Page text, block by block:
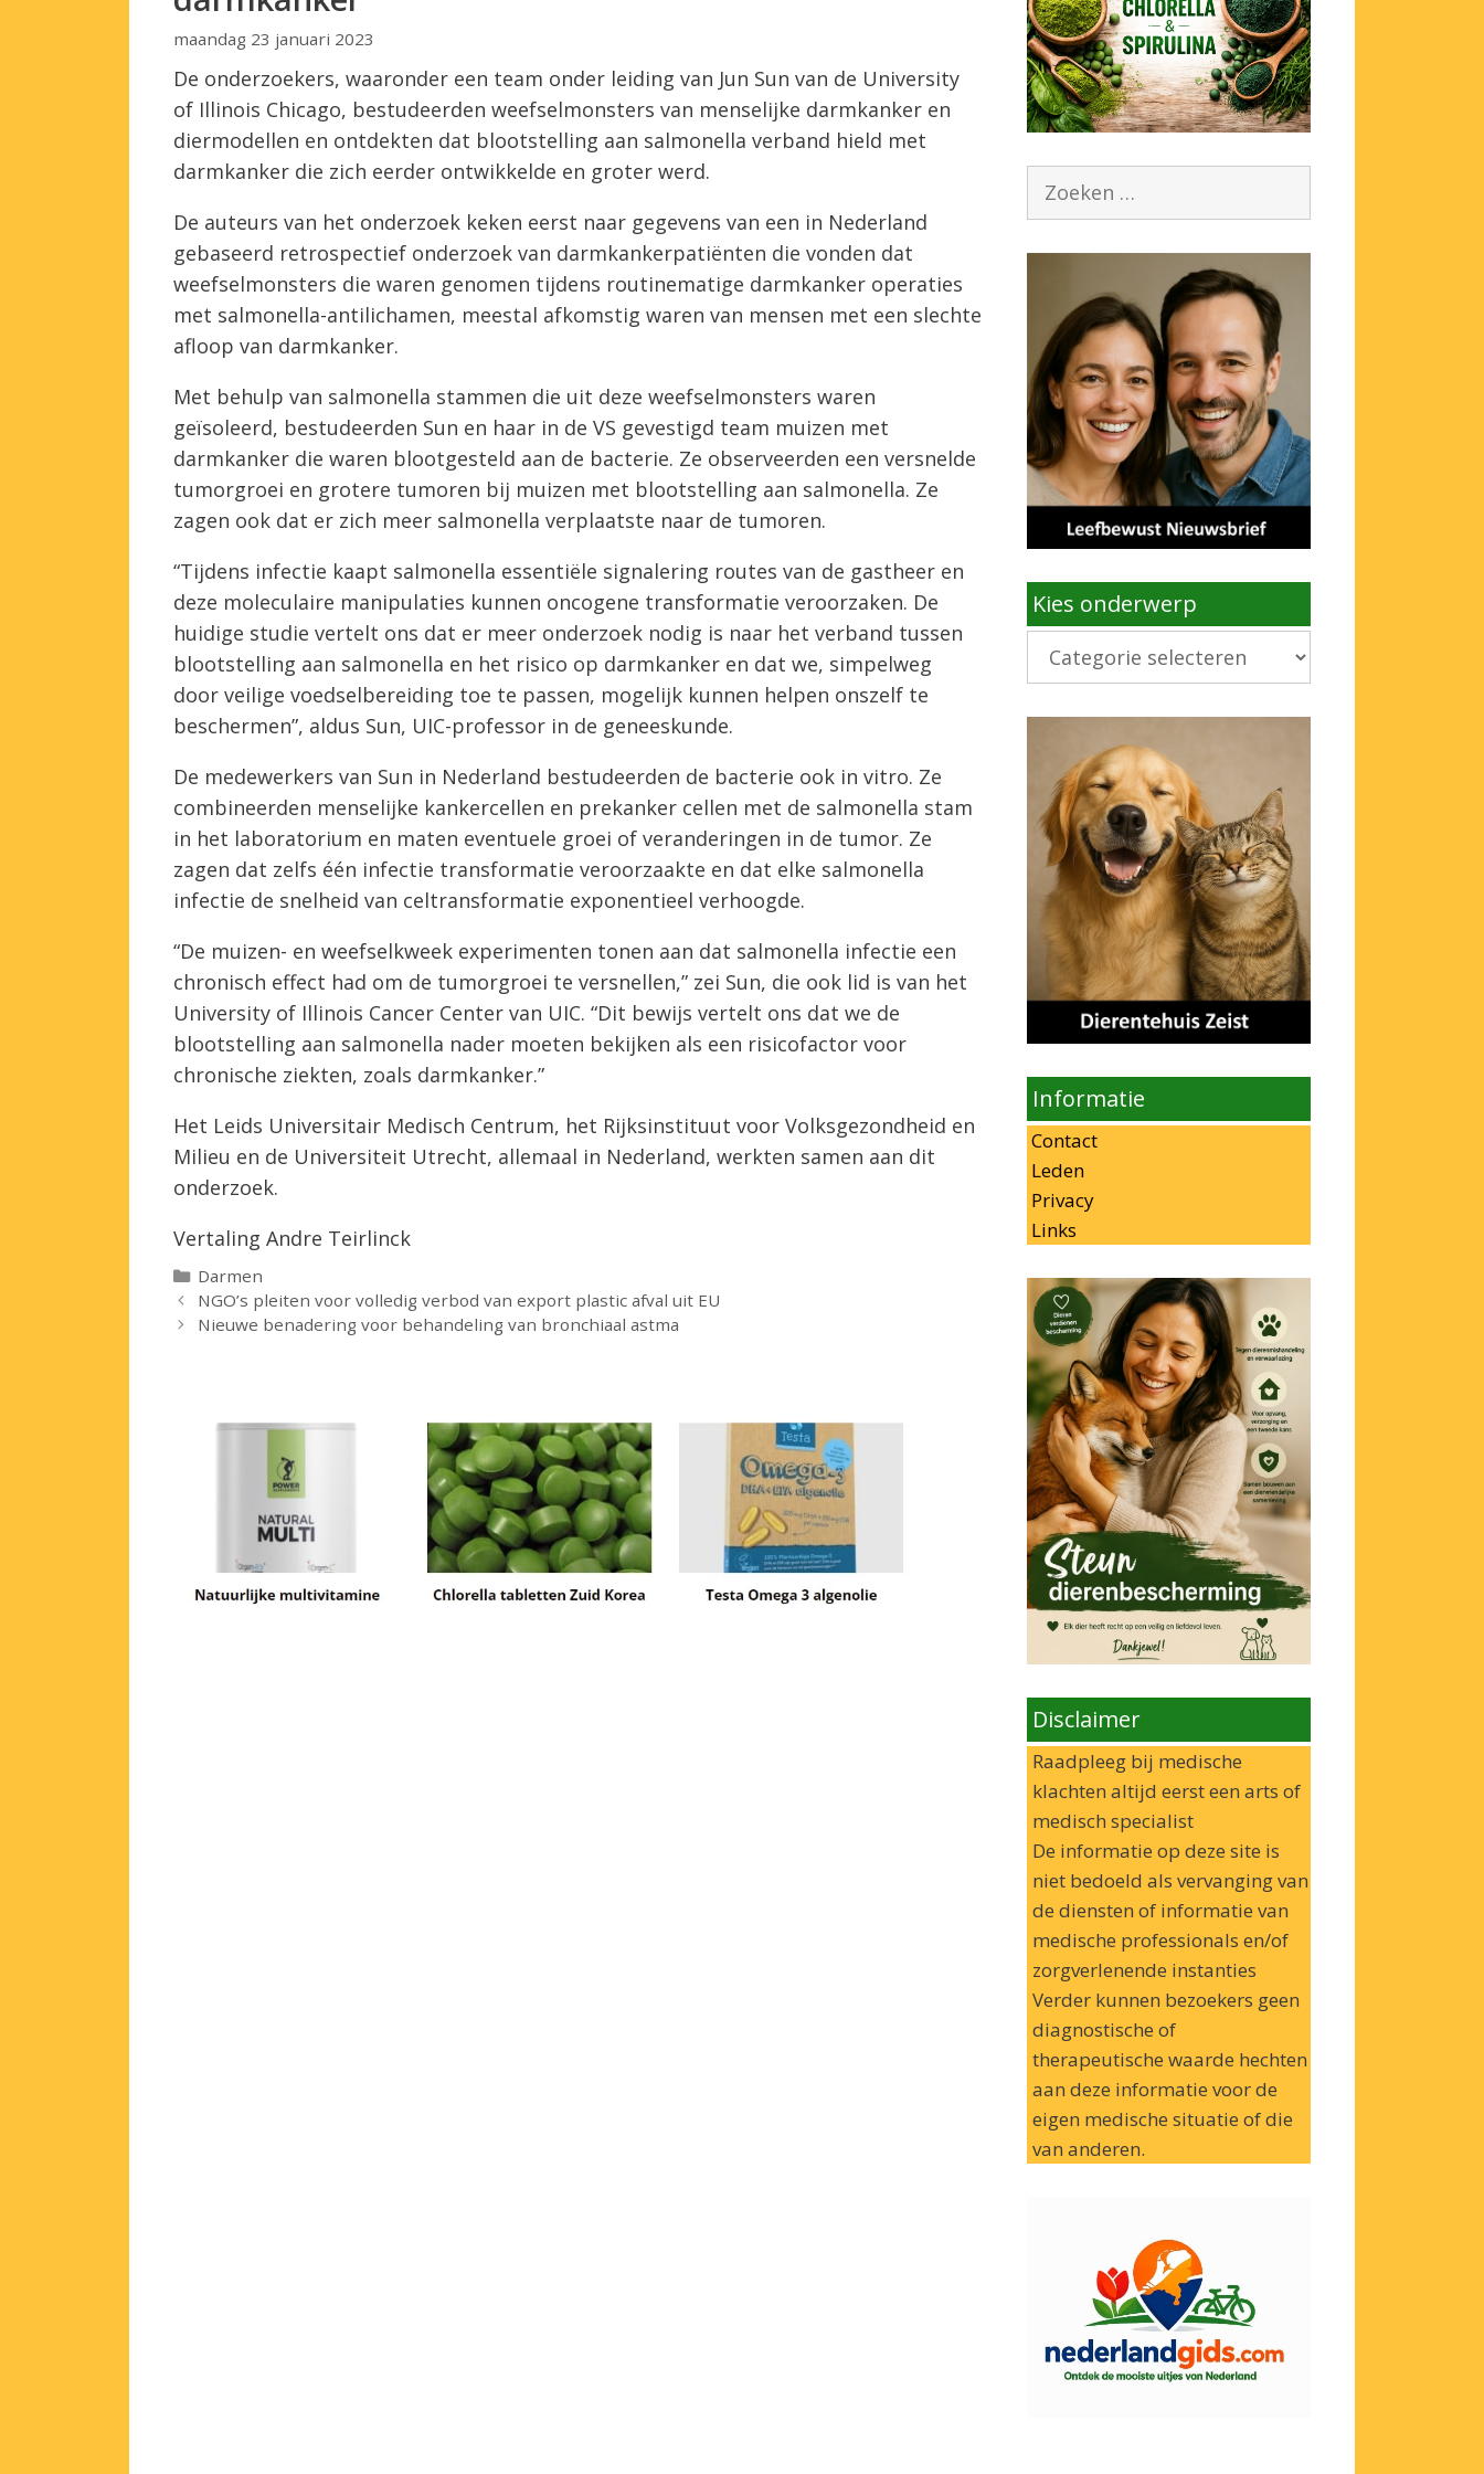
maandag 23 januari 2023
De onderzoekers, waaronder een team onder leiding van Jun Sun van de University
of Illinois Chicago, bestudeerden weefselmonsters van menselijke darmkanker en
diermodellen en ontdekten dat blootstelling aan salmonella verband hield met
darmkanker die zich eerder ontwikkelde en groter werd.
De auteurs van het onderzoek keken eerst naar gegevens van een in Nederland
gebaseerd retrospectief onderzoek van darmkankerpatiënten die vonden dat
weefselmonsters die waren genomen tijdens routinematige darmkanker operaties
met salmonella-antilichamen, meestal afkomstig waren van mensen met een slechte
afloop van darmkanker.
Met behulp van salmonella stammen die uit deze weefselmonsters waren
geïsoleerd, bestudeerden Sun en haar in de VS gevestigd team muizen met
darmkanker die waren blootgesteld aan de bacterie. Ze observeerden een versnelde
tumorgroei en grotere tumoren bij muizen met blootstelling aan salmonella. Ze
zagen ook dat er zich meer salmonella verplaatste naar de tumoren.
“Tijdens infectie kaapt salmonella essentiële signalering routes van de gastheer en
deze moleculaire manipulaties kunnen oncogene transformatie veroorzaken. De
huidige studie vertelt ons dat er meer onderzoek nodig is naar het verband tussen
blootstelling aan salmonella en het risico op darmkanker en dat we, simpelweg
door veilige voedselbereiding toe te passen, mogelijk kunnen helpen onszelf te
beschermen”, aldus Sun, UIC-professor in de geneeskunde.
De medewerkers van Sun in Nederland bestudeerden de bacterie ook in vitro. Ze
combineerden menselijke kankercellen en prekanker cellen met de salmonella stam
in het laboratorium en maten eventuele groei of veranderingen in de tumor. Ze
zagen dat zelfs één infectie transformatie veroorzaakte en dat elke salmonella
infectie de snelheid van celtransformatie exponentieel verhoogde.
“De muizen- en weefselkweek experimenten tonen aan dat salmonella infectie een
chronisch effect had om de tumorgroei te versnellen,” zei Sun, die ook lid is van het
University of Illinois Cancer Center van UIC. “Dit bewijs vertelt ons dat we de
blootstelling aan salmonella nader moeten bekijken als een risicofactor voor
chronische ziekten, zoals darmkanker.”
Het Leids Universitair Medisch Centrum, het Rijksinstituut voor Volksgezondheid en
Milieu en de Universiteit Utrecht, allemaal in Nederland, werkten samen aan dit
onderzoek.
Vertaling Andre Teirlinck
Categorieën
Darmen
NGO’s pleiten voor volledig verbod van export plastic afval uit EU
Nieuwe benadering voor behandeling van bronchiaal astma
Zoek
Kies onderwerp
Kies
onderwerp
Informatie
Contact
Leden
Privacy
Links
Disclaimer
Raadpleeg bij medische
klachten altijd eerst een arts of
medisch specialist
De informatie op deze site is
niet bedoeld als vervanging van
de diensten of informatie van
medische professionals en/of
zorgverlenende instanties
Verder kunnen bezoekers geen
diagnostische of
therapeutische waarde hechten
aan deze informatie voor de
eigen medische situatie of die
van anderen.